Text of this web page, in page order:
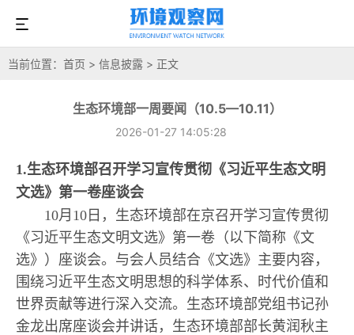
当前位置： 首页 > 信息披露 > 正文
生态环境部一周要闻（10.5—10.11）
2026-01-27 14:05:28
1.生态环境部召开学习宣传贯彻《习近平生态文明
文选》第一卷座谈会
10月10日，生态环境部在京召开学习宣传贯彻
《习近平生态文明文选》第一卷（以下简称《文
选》）座谈会。与会人员结合《文选》主要内容，
围绕习近平生态文明思想的科学体系、时代价值和
世界贡献等进行深入交流。生态环境部党组书记孙
金龙出席座谈会并讲话，生态环境部部长黄润秋主